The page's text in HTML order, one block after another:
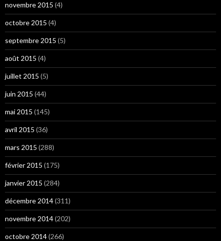
novembre 2015 (4)
octobre 2015 (4)
septembre 2015 (5)
août 2015 (4)
juillet 2015 (5)
juin 2015 (44)
mai 2015 (145)
avril 2015 (36)
mars 2015 (288)
février 2015 (175)
janvier 2015 (284)
décembre 2014(311)
novembre 2014(202)
octobre 2014(266)